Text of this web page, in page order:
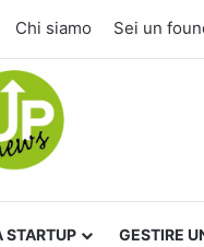
Chi siamo Sei un
STARTUP GESTIRE